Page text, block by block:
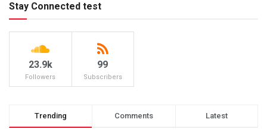
Stay Connected test
23.9k
Followers
99
Subscribers
Trending Comments Latest